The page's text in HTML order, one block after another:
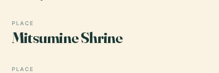
PLACE
Mitsumine Shrine
PLACE